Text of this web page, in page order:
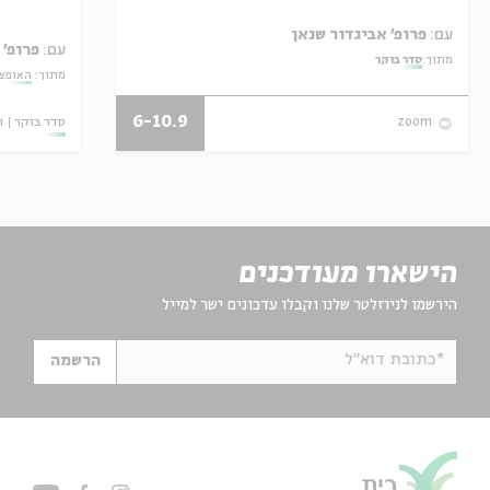
עם:
מתוך:סדר בוקר
zoom
6-10.9
עם: פרופ'
מתוך:
סדר בוקר
הישארו מעודכנים
הירשמו לניוזלטר שלנו וקבלו עדכונים ישר למייל
*כתובת דוא"ל הרשמה